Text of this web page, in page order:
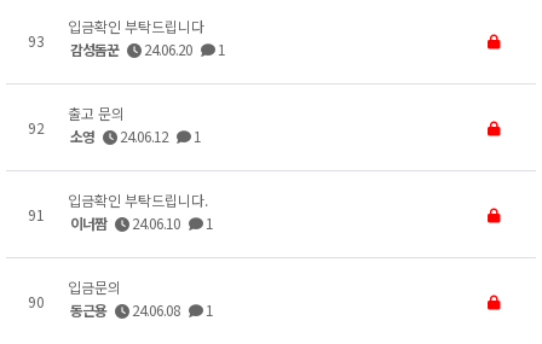
93
입금확인 부탁드립니다
감성돔꾼
24.06.20 1
92
출고 문의
소영
24.06.12 1
91
입금확인 부탁드립니다.
이너짬
24.06.10 1
90
입금문의
동근용
24.06.08 1